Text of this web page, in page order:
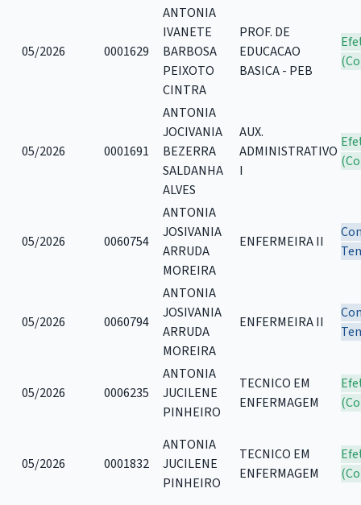
05/2026 0001629
ANTONIA
IVANETE
BARBOSA
PEIXOTO
CINTRA
PROF. DE
EDUCACAO
BASICA - PEB
05/2026 0001691
ANTONIA
JOCIVANIA
BEZERRA
SALDANHA
ALVES
AUX.
ADMINISTRATIVO
I
05/2026 0060754
ANTONIA
JOSIVANIA
ARRUDA
MOREIRA
ENFERMEIRA II
05/2026 0060794
ANTONIA
JOSIVANIA
ARRUDA
MOREIRA
ENFERMEIRA II
05/2026 0006235
ANTONIA
JUCILENE
PINHEIRO
TECNICO EM
ENFERMAGEM
05/2026 0001832
ANTONIA
JUCILENE
PINHEIRO
TECNICO EM
ENFERMAGEM